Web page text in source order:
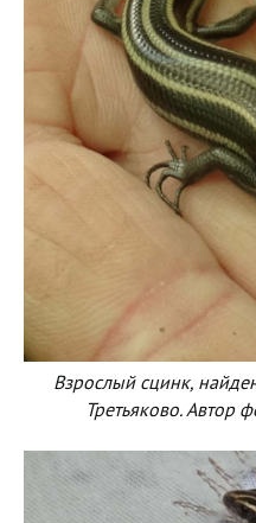
Взрослый сцинк,
Третьяково. Автор